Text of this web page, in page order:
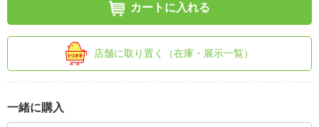
カートに入れる
店舗に取り置く（在庫・展示一覧）
一緒に購入